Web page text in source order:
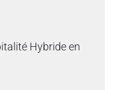
Hybride en